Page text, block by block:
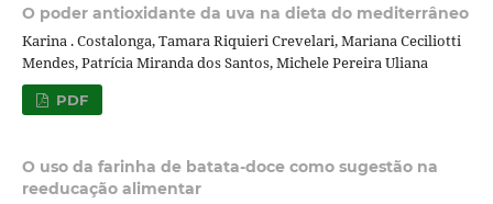
O poder antioxidante da uva na dieta do mediterrâneo
Karina . Costalonga, Tamara Riquieri Crevelari, Mariana Ceciliotti
Mendes, Patrícia Miranda dos Santos, Michele Pereira Uliana
PDF
O uso da farinha de batata-doce como sugestão na
reeducação alimentar